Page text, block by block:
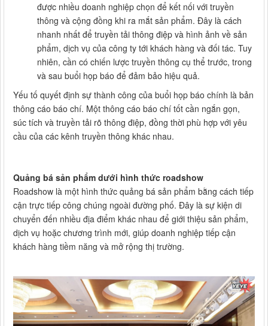
được nhiều doanh nghiệp chọn để kết nối với truyền
thông và cộng đồng khi ra mắt sản phẩm. Đây là cách
nhanh nhất để truyền tải thông điệp và hình ảnh về sản
phẩm, dịch vụ của công ty tới khách hàng và đối tác. Tuy
nhiên, cần có chiến lược truyền thông cụ thể trước, trong
và sau buổi họp báo để đảm bảo hiệu quả.
Yếu tố quyết định sự thành công của buổi họp báo chính là bản
thông cáo báo chí. Một thông cáo báo chí tốt cần ngắn gọn,
súc tích và truyền tải rõ thông điệp, đồng thời phù hợp với yêu
cầu của các kênh truyền thông khác nhau.
Quảng bá sản phẩm dưới hình thức roadshow
Roadshow là một hình thức quảng bá sản phẩm bằng cách tiếp
cận trực tiếp công chúng ngoài đường phố. Đây là sự kiện di
chuyển đến nhiều địa điểm khác nhau để giới thiệu sản phẩm,
dịch vụ hoặc chương trình mới, giúp doanh nghiệp tiếp cận
khách hàng tiềm năng và mở rộng thị trường.